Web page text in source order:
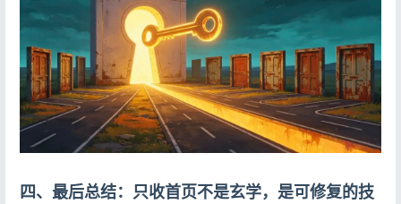
四、最后总结：只收首页不是玄学，是可修复的技